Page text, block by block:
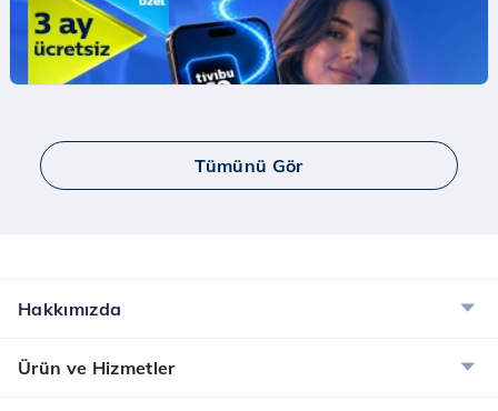
İndirim Fırsatı!
Mobil Ödeme ile App Store'da ilk harcamana
indirim kazan.
İncele
Yaay ve Bip Ücretsiz İnternet Kampanyası
İncele
Tümünü Gör
Hakkımızda
Ürün ve Hizmetler